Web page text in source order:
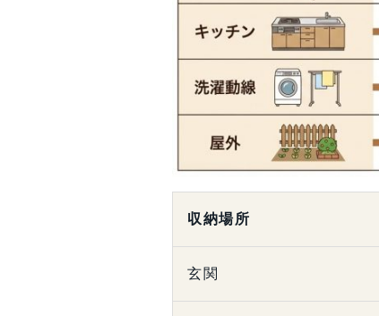
収納場所
玄関